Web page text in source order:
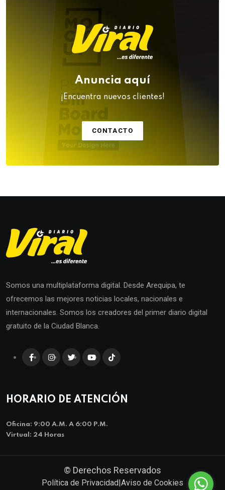
Anuncia aquí
¡Encuentra nuevos clientes!
CONTACTO
Somos una multiplataforma digital. Desde Arequipa, te
ofrecemos las mejores noticias locales, nacionales e
internacionales. Somos los creadores del primer diario digital
gratuito de la Ciudad Blanca.
HORARIO DE ATENCIÓN
Oficina: 9:00 A.m. A 6:00 P.m.
Virtual: 24 Horas
© Derechos Reservados
Política de Privacidad|Aviso de Cookies